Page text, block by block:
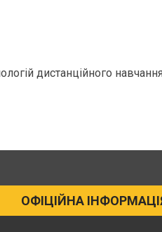
дистанційного
ОФІЦІЙНА